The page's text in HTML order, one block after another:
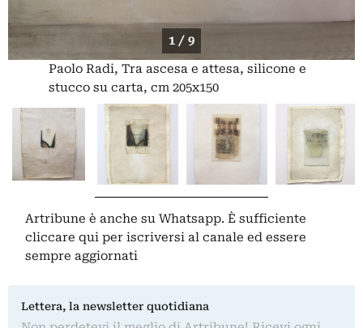
1 / 9
Paolo Radi, Tra ascesa e attesa, silicone e
stucco su carta, cm 205x150
Artribune è anche su Whatsapp. È sufficiente
cliccare qui per iscriversi al canale ed essere
sempre aggiornati
Lettera, la newsletter quotidiana